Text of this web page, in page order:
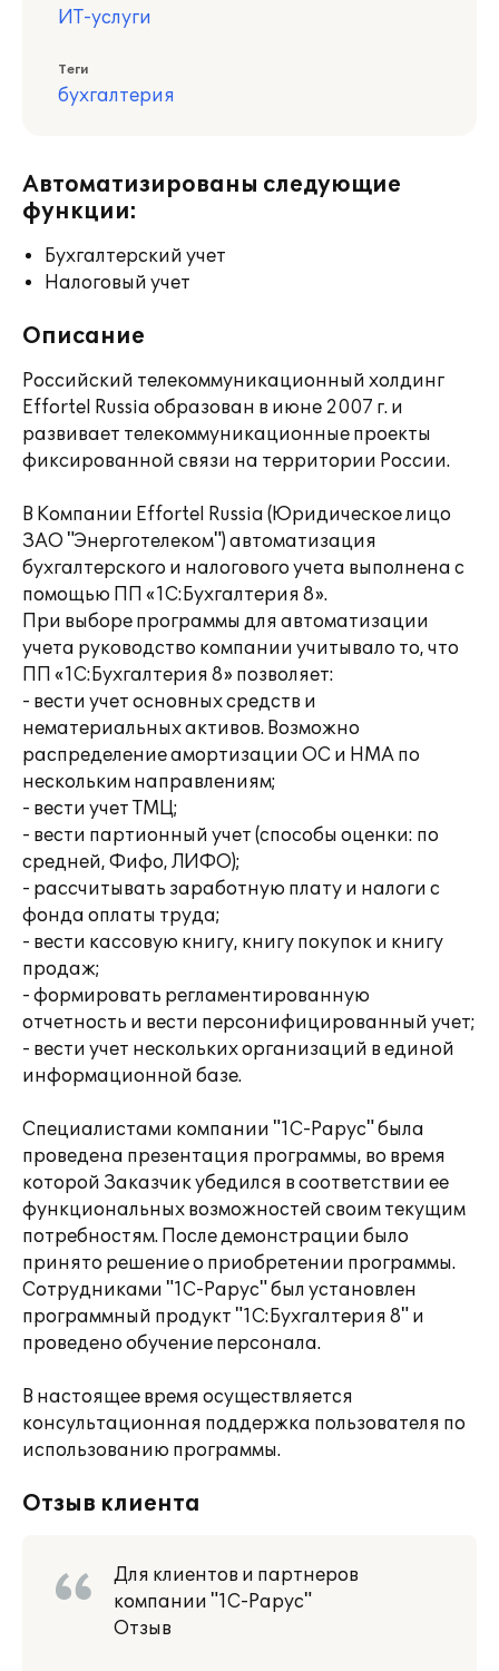
ИТ-услуги
Теги
бухгалтерия
Автоматизированы следующие
функции:
Бухгалтерский учет
Налоговый учет
Описание
Российский телекоммуникационный холдинг
Effortel Russia образован в июне 2007 г. и
развивает телекоммуникационные проекты
фиксированной связи на территории России.
В Компании Effortel Russia (Юридическое лицо
ЗАО "Энерготелеком") автоматизация
бухгалтерского и налогового учета выполнена с
помощью ПП «1С:Бухгалтерия 8».
При выборе программы для автоматизации
учета руководство компании учитывало то, что
ПП «1С:Бухгалтерия 8» позволяет:
- вести учет основных средств и
нематериальных активов. Возможно
распределение амортизации ОС и НМА по
нескольким направлениям;
- вести учет ТМЦ;
- вести партионный учет (способы оценки: по
средней, Фифо, ЛИФО);
- рассчитывать заработную плату и налоги с
фонда оплаты труда;
- вести кассовую книгу, книгу покупок и книгу
продаж;
- формировать регламентированную
отчетность и вести персонифицированный учет;
- вести учет нескольких организаций в единой
информационной базе.
Специалистами компании "1С-Рарус" была
проведена презентация программы, во время
которой Заказчик убедился в соответствии ее
функциональных возможностей своим текущим
потребностям. После демонстрации было
принято решение о приобретении программы.
Сотрудниками "1С-Рарус" был установлен
программный продукт "1С:Бухгалтерия 8" и
проведено обучение персонала.
В настоящее время осуществляется
консультационная поддержка пользователя по
использованию программы.
Отзыв клиента
Для клиентов и партнеров
компании "1С-Рарус"
Отзыв